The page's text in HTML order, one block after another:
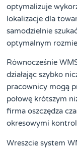
optymalizuje
lokalizacje dla
samodzielnie
optymalnym
Równocześnie
działając szybko
pracownicy mogą
połowę krótszym
firma oszczędza
okresowymi
Wreszcie system